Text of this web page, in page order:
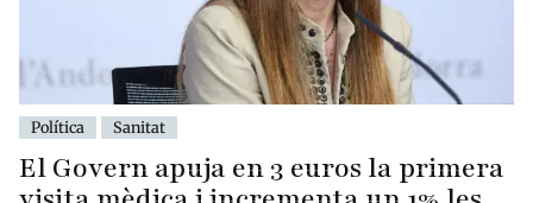
Política Sanitat
El Govern apuja en 3 euros la primera